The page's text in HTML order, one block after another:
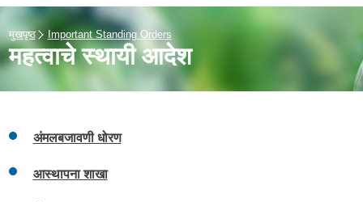
मुखपृष्ठ Important Standing Orders
महत्वाचे स्थायी आदेश
अंमलबजावणी धोरण
आस्थापना शाखा